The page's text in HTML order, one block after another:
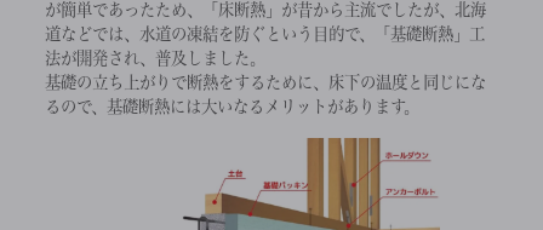
が簡単であったため、「床断熱」が昔から主流でしたが、北海
道などでは、水道の凍結を防ぐという目的で、「基礎断熱」工
法が開発され、普及しました。
基礎の立ち上がりで断熱をするために、床下の温度と同じにな
るので、基礎断熱には大いなるメリットがあります。